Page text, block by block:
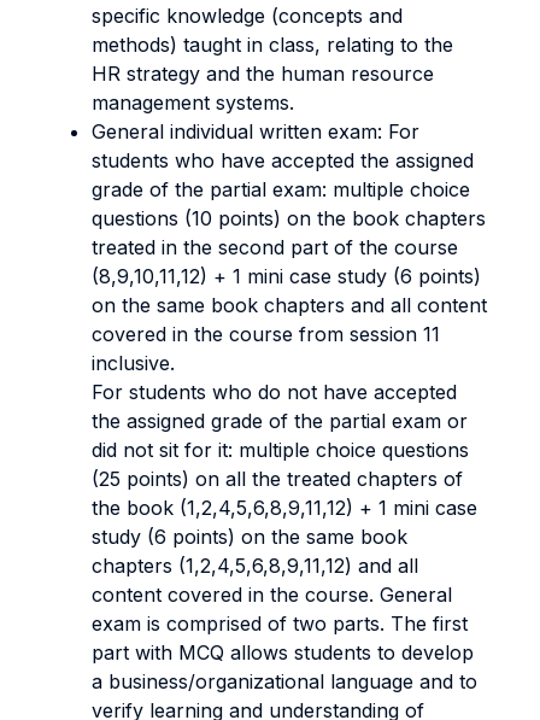
specific knowledge (concepts and
methods) taught in class, relating to the
HR strategy and the human resource
management systems.
General individual written exam: For
students who have accepted the assigned
grade of the partial exam: multiple choice
questions (10 points) on the book chapters
treated in the second part of the course
(8,9,10,11,12) + 1 mini case study (6 points)
on the same book chapters and all content
covered in the course from session 11
inclusive.
For students who do not have accepted
the assigned grade of the partial exam or
did not sit for it: multiple choice questions
(25 points) on all the treated chapters of
the book (1,2,4,5,6,8,9,11,12) + 1 mini case
study (6 points) on the same book
chapters (1,2,4,5,6,8,9,11,12) and all
content covered in the course. General
exam is comprised of two parts. The first
part with MCQ allows students to develop
a business/organizational language and to
verify learning and understanding of